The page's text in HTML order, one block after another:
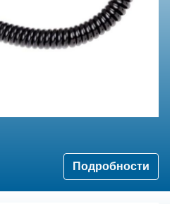
Подробности